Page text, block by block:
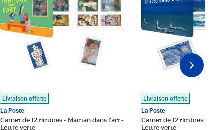
Livraison offerte
La Poste
Carnet de 12 timbres - Maman dans l'art -
Lettre verte
Livraison offerte
La Poste
Carnet de 12 timbres - Le
Lettre verte